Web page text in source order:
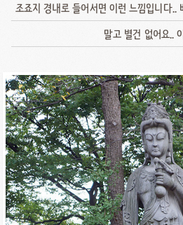
조죠지 경내로 들어서면 이런 느낌입니다..
말고 별건 없어요..